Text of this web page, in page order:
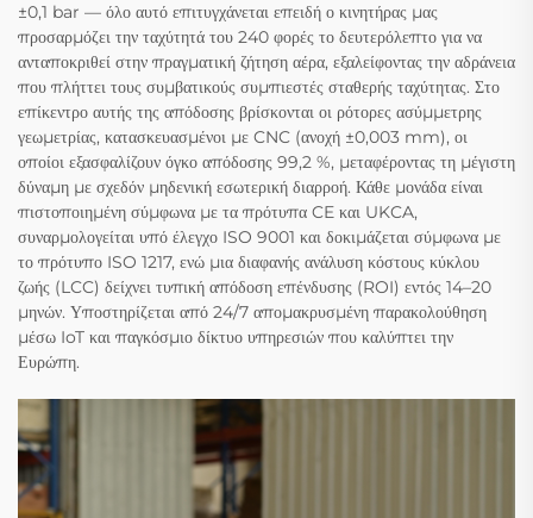
±0,1 bar — όλο αυτό επιτυγχάνεται επειδή ο κινητήρας μας
προσαρμόζει την ταχύτητά του 240 φορές το δευτερόλεπτο για να
ανταποκριθεί στην πραγματική ζήτηση αέρα, εξαλείφοντας την αδράνεια
που πλήττει τους συμβατικούς συμπιεστές σταθερής ταχύτητας. Στο
επίκεντρο αυτής της απόδοσης βρίσκονται οι ρότορες ασύμμετρης
γεωμετρίας, κατασκευασμένοι με CNC (ανοχή ±0,003 mm), οι
οποίοι εξασφαλίζουν όγκο απόδοσης 99,2 %, μεταφέροντας τη μέγιστη
δύναμη με σχεδόν μηδενική εσωτερική διαρροή. Κάθε μονάδα είναι
πιστοποιημένη σύμφωνα με τα πρότυπα CE και UKCA,
συναρμολογείται υπό έλεγχο ISO 9001 και δοκιμάζεται σύμφωνα με
το πρότυπο ISO 1217, ενώ μια διαφανής ανάλυση κόστους κύκλου
ζωής (LCC) δείχνει τυπική απόδοση επένδυσης (ROI) εντός 14–20
μηνών. Υποστηρίζεται από 24/7 απομακρυσμένη παρακολούθηση
μέσω IoT και παγκόσμιο δίκτυο υπηρεσιών που καλύπτει την
Ευρώπη.